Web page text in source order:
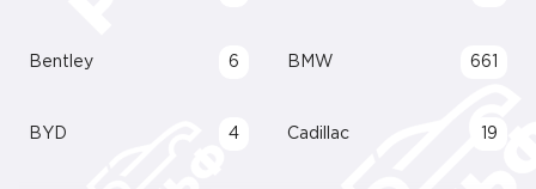
Bentley 6 BMW 661
BYD 4 Cadillac 19